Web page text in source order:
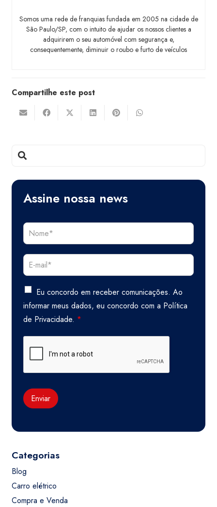
Somos uma rede de franquias fundada em 2005 na cidade de
São Paulo/SP, com o intuito de ajudar os nossos clientes a
adquirirem o seu automóvel com segurança e,
consequentemente, diminuir o roubo e furto de veículos
Compartilhe este post
Assine nossa news
Eu concordo em receber comunicações. Ao
informar meus dados, eu concordo com a Política
de Privacidade. *
Enviar
Categorias
Blog
Carro elétrico
Compra e Venda